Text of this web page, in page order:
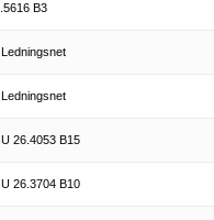
B3
26.4053 B15
26.3704 B10